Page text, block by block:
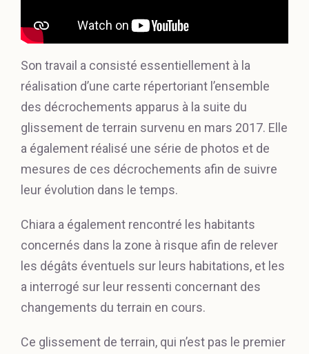
Son travail a consisté essentiellement à la
réalisation d’une carte répertoriant l’ensemble
des décrochements apparus à la suite du
glissement de terrain survenu en mars 2017. Elle
a également réalisé une série de photos et de
mesures de ces décrochements afin de suivre
leur évolution dans le temps.
Chiara a également rencontré les habitants
concernés dans la zone à risque afin de relever
les dégâts éventuels sur leurs habitations, et les
a interrogé sur leur ressenti concernant des
changements du terrain en cours.
Ce glissement de terrain, qui n’est pas le premier